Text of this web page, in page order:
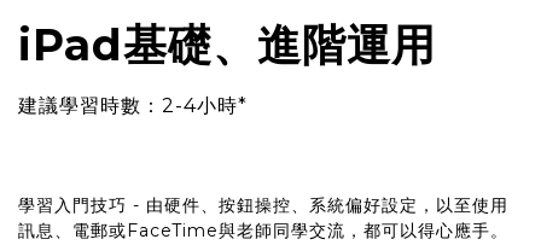
iPad基礎、進階運用
建議學習時數：2-4小時*
學習入門技巧 - 由硬件、按鈕操控、系統偏好設定，以至使用
訊息、電郵或FaceTime與老師同學交流，都可以得心應手。